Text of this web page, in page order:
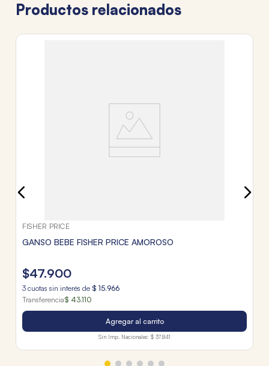
Productos relacionados
FISHER PRICE
GANSO BEBE FISHER PRICE AMOROSO
$47.900
3 cuotas sin interés de $ 15.966
Transferencia$ 43.110
Agregar al carrito
Sin Imp. Nacionales: $ 37.841